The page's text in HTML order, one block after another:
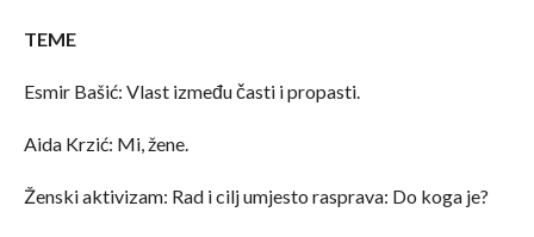
TEME
Esmir Bašić: Vlast između časti i propasti.
Aida Krzić: Mi, žene.
Ženski aktivizam: Rad i cilj umjesto rasprava: Do koga je?